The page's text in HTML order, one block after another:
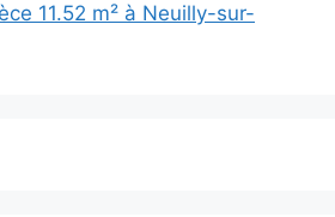
11.52 m² à Neuilly-sur-